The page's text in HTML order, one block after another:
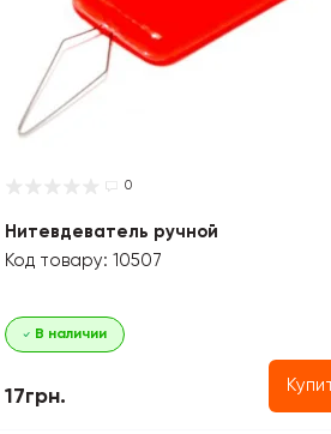
0
Нитевдеватель ручной
Код товару: 10507
В наличии
17грн.